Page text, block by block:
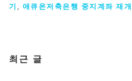
기 , 애큐온저축은행 중지계좌 재개
최근 글